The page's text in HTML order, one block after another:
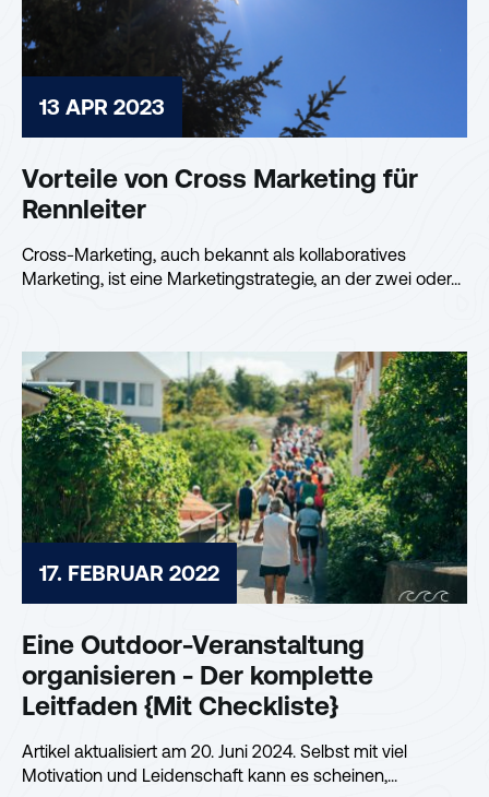
13 APR 2023
Vorteile von Cross Marketing für
Rennleiter
Cross-Marketing, auch bekannt als kollaboratives
Marketing, ist eine Marketingstrategie, an der zwei oder...
17. FEBRUAR 2022
Eine Outdoor-Veranstaltung
organisieren - Der komplette
Leitfaden {Mit Checkliste}
Artikel aktualisiert am 20. Juni 2024. Selbst mit viel
Motivation und Leidenschaft kann es scheinen,...